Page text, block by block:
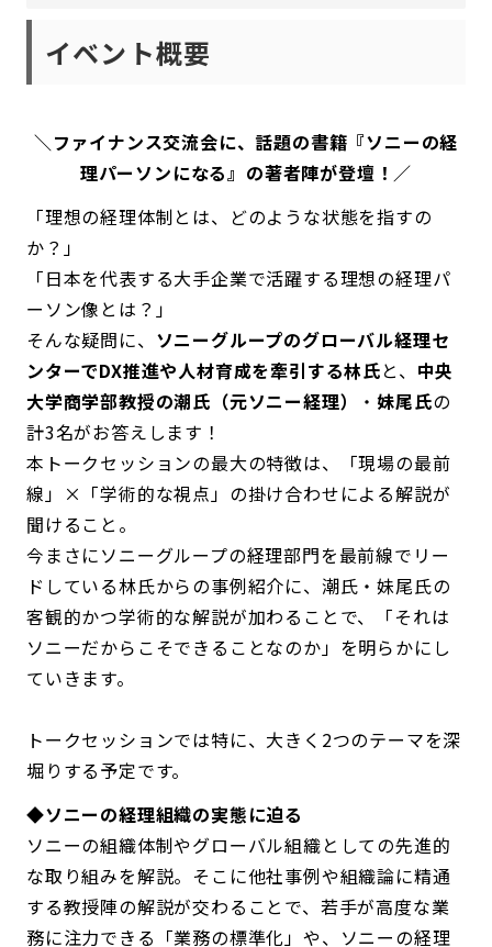
イベント概要
＼ファイナンス交流会に、話題の書籍『ソニーの経
理パーソンになる』の著者陣が登壇！／
「理想の経理体制とは、どのような状態を指すの
か？」
「日本を代表する大手企業で活躍する理想の経理パ
ーソン像とは？」
そんな疑問に、 ソニーグループのグローバル経理セ
ンターでDX推進や人材育成を牽引する林氏と、 中央
大学商学部教授の潮氏（元ソニー経理）
・妹尾氏の
計3名がお答えします！
本トークセッションの最大の特徴は、「現場の最前
線」×「学術的な視点」の掛け合わせによる解説が
聞けること。
今まさにソニーグループの経理部門を最前線でリー
ドしている林氏からの事例紹介に、潮氏・妹尾氏の
客観的かつ学術的な解説が加わることで、「それは
ソニーだからこそできることなのか」を明らかにし
ていきます。
トークセッションでは特に、大きく2つのテーマを深
堀りする予定です。
◆ソニーの経理組織の実態に迫る
ソニーの組織体制やグローバル組織としての先進的
な取り組みを解説。そこに他社事例や組織論に精通
する教授陣の解説が交わることで、若手が高度な業
務に注力できる「業務の標準化」や、ソニーの経理